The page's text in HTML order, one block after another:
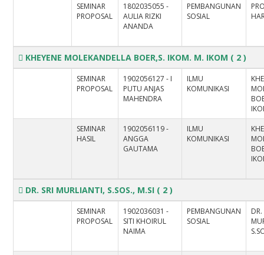
SEMINAR
PROPOSAL
1802035055 -
AULIA RIZKI
ANANDA
PEMBANGUNAN
SOSIAL
KHEYENE MOLEKANDELLA BOER,S. IKOM. M. IKOM ( 2 )
SEMINAR
PROPOSAL
1902056127 - I
PUTU ANJAS
MAHENDRA
ILMU
KOMUNIKASI
SEMINAR
HASIL
1902056119 -
ANGGA
GAUTAMA
ILMU
KOMUNIKASI
DR. SRI MURLIANTI, S.SOS., M.SI ( 2 )
SEMINAR
PROPOSAL
1902036031 -
SITI KHOIRUL
NAIMA
PEMBANGUNAN
SOSIAL
DR.